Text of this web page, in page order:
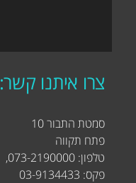
צרו איתנו קשר:
סמטת התבור 10
פתח תקווה
טלפון: 073-2190000,
פקס: 03-9134433